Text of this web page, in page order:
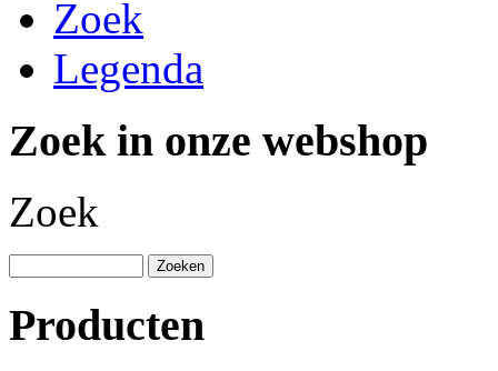
Zoek
Legenda
Zoek in onze webshop
Zoek
Producten